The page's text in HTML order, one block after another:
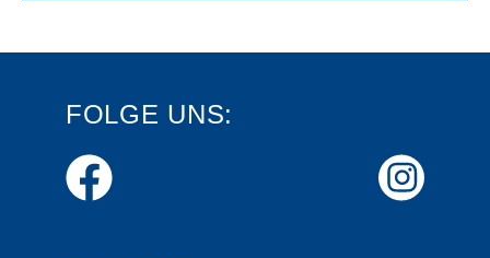
FOLGE UNS: